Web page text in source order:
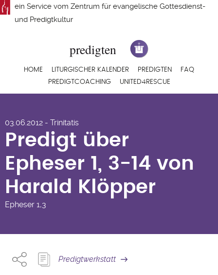
Direkt
zum
ein Service vom Zentrum für evangelische Gottesdienst-
und Predigtkultur
Hauptnavigation
HOME LITURGISCHER KALENDER PREDIGTEN
FAQ
PREDIGTCOACHING
UNITED4RESCUE
1, 3-14 von Harald
Klöpper
03.06.2012 - Trinitatis
Predigt über
Epheser 1, 3-14 von
Harald Klöpper
Epheser 1,3
Predigtwerkstatt